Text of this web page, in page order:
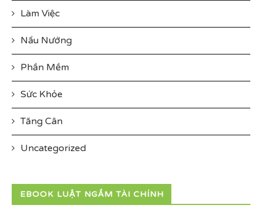
Làm Việc
Nấu Nướng
Phần Mềm
Sức Khỏe
Tăng Cân
Uncategorized
EBOOK LUẬT NGẦM TÀI CHÍNH